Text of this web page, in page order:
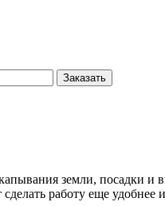
Заказать
земли, посадки
работу еще удобнее